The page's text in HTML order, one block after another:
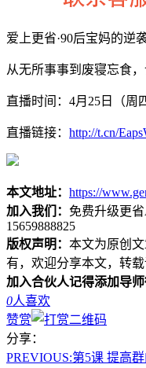
爱上更省·90后宝妈的逆
从无所事事到废寝忘食
直播时间：4月25日（周
直播链接： http://t.cn/
本文地址： https://
加入我们： 免费升级更
15659888825
版权声明： 本文为原创
有，欢迎分享本文，转载
加入合伙人记得添加导
0人喜欢
赞赏
分享：
PREVIOUS:第5课 提高